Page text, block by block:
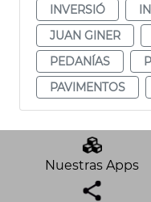
INVERSIÓ
JUAN GINER
PEDANÍAS
PAVIMENTOS
Nuestras Apps